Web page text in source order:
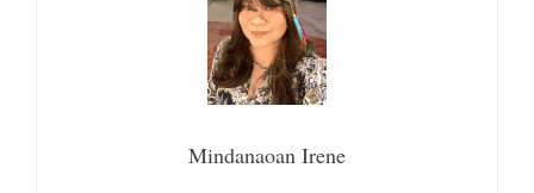
Mindanaoan Irene